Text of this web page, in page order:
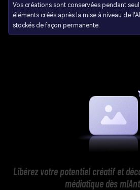
Vos créations sont conservées pendant
éléments créés après la mise à niveau de
stockés de façon permanente.
Libérez votre potentiel créatif et
médiatique dès